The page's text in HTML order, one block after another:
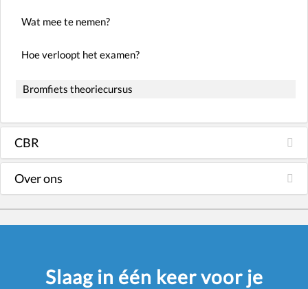
Wat mee te nemen?
Hoe verloopt het examen?
Bromfiets theoriecursus
CBR
Over ons
Slaag in één keer voor je